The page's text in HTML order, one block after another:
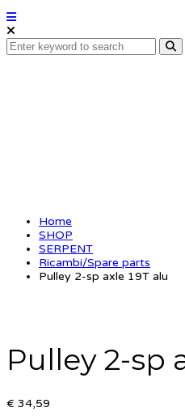
Home
SHOP
SERPENT
Ricambi/Spare parts
Pulley 2-sp axle 19T alu
Pulley 2-sp
€ 34,59